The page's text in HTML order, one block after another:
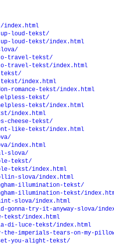
loud-tekst/
loud-tekst/index.html
travel-tekst/
travel-tekst/index.html
index.html
romance-tekst/index.html
tekst/
tekst/index.html
index.html
cheese-tekst/
like-tekst/index.html
index.html
slova/
tekst/
tekst/index.html
slova/index.html
illumination-tekst/
illumination-tekst/
slova/index.html
try-it-anyway-slova/
tekst/index.html
di-luce-tekst/index.html
imperials-tears-on-my-
you-alight-tekst/